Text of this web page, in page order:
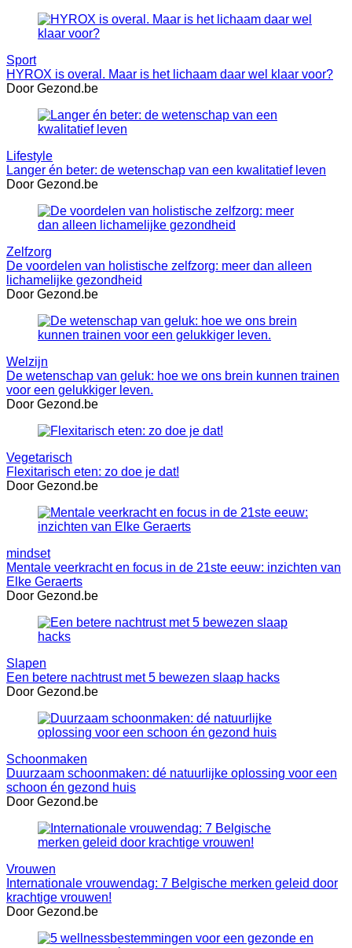
Sport
HYROX is overal. Maar is het lichaam daar wel klaar voor?
Door Gezond.be
Lifestyle
Langer én beter: de wetenschap van een kwalitatief leven
Door Gezond.be
Zelfzorg
De voordelen van holistische zelfzorg: meer dan alleen
lichamelijke gezondheid
Door Gezond.be
Welzijn
De wetenschap van geluk: hoe we ons brein kunnen trainen
voor een gelukkiger leven.
Door Gezond.be
Vegetarisch
Flexitarisch eten: zo doe je dat!
Door Gezond.be
mindset
Mentale veerkracht en focus in de 21ste eeuw: inzichten van
Elke Geraerts
Door Gezond.be
Slapen
Een betere nachtrust met 5 bewezen slaap hacks
Door Gezond.be
Schoonmaken
Duurzaam schoonmaken: dé natuurlijke oplossing voor een
schoon én gezond huis
Door Gezond.be
Vrouwen
Internationale vrouwendag: 7 Belgische merken geleid door
krachtige vrouwen!
Door Gezond.be